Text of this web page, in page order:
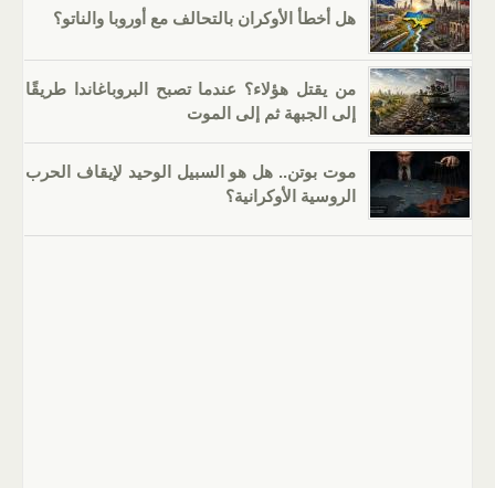
هل أخطأ الأوكران بالتحالف مع أوروبا والناتو؟
من يقتل هؤلاء؟ عندما تصبح البروباغاندا طريقًا
إلى الجبهة ثم إلى الموت
موت بوتن.. هل هو السبيل الوحيد لإيقاف الحرب
الروسية الأوكرانية؟